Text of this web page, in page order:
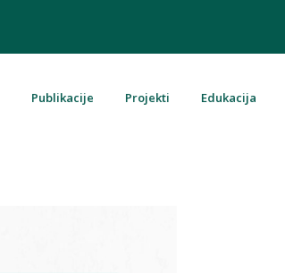
Publikacije Projekti Edukacija